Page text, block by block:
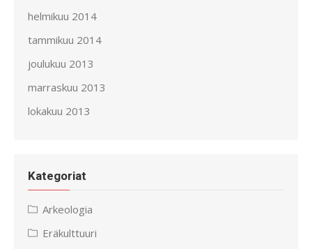
helmikuu 2014
tammikuu 2014
joulukuu 2013
marraskuu 2013
lokakuu 2013
Kategoriat
Arkeologia
Eräkulttuuri